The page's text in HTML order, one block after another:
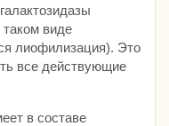
виде
лиофилизация). Это
все действующие
в составе